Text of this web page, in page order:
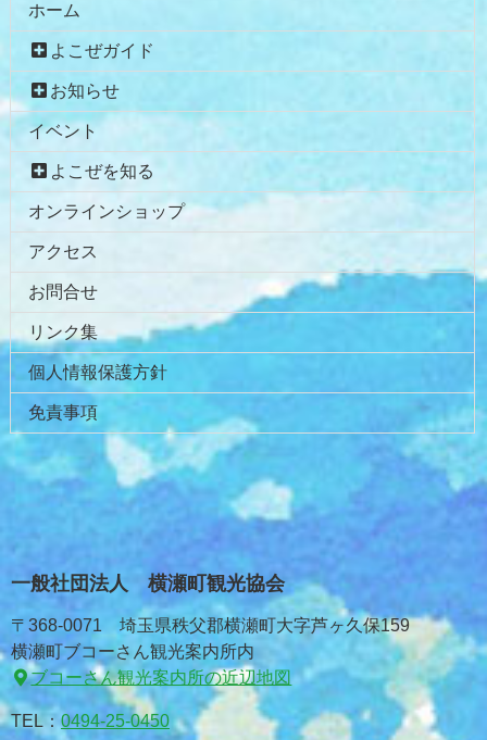
ホーム
よこぜガイド
お知らせ
イベント
よこぜを知る
オンラインショップ
アクセス
お問合せ
リンク集
個人情報保護方針
免責事項
一般社団法人 横瀬町観光協会
〒368-0071 埼玉県秩父郡横瀬町大字芦ヶ久保159
横瀬町ブコーさん観光案内所内
ブコーさん観光案内所の近辺地図
TEL： 0494-25-0450